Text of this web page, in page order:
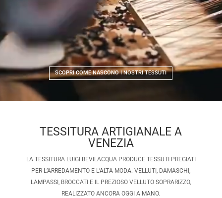
SCOPRI COME NASCONO I NOSTRI TESSUTI
TESSITURA ARTIGIANALE A
VENEZIA
LA TESSITURA LUIGI BEVILACQUA PRODUCE TESSUTI PREGIATI
PER L’ARREDAMENTO E L’ALTA MODA: VELLUTI, DAMASCHI,
LAMPASSI, BROCCATI E IL PREZIOSO VELLUTO SOPRARIZZO,
REALIZZATO ANCORA OGGI A MANO.